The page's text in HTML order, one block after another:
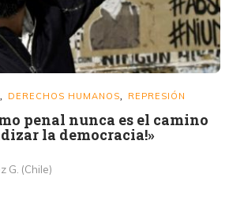
DERECHOS HUMANOS REPRESIÓN
penal nunca es el camino
la democracia!»
G. (Chile)